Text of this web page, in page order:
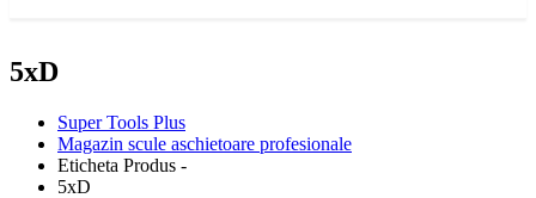
5xD
Super Tools Plus
Magazin scule aschietoare profesionale
Eticheta Produs -
5xD